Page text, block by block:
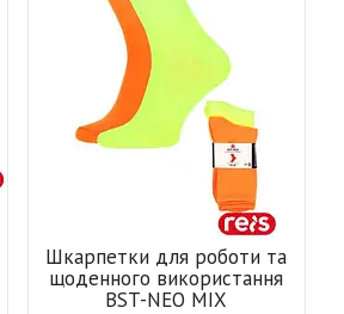
Шкарпетки для роботи та
щоденного використання
BST-NEO MIX